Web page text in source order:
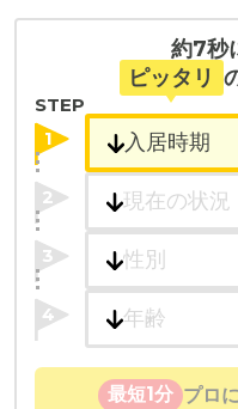
約7秒
ピッタリ
STEP
1
2
3
4
最短1分 プロ